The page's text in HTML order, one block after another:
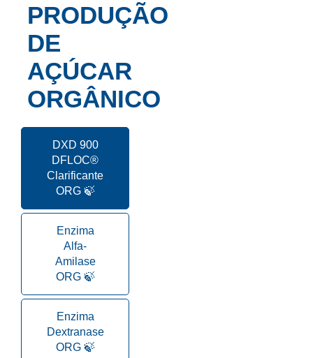
PRODUÇÃO
DE
AÇÚCAR
ORGÂNICO
DXD 900
DFLOC®
Clarificante
ORG 🍃
Enzima
Alfa-
Amilase
ORG 🍃
Enzima
Dextranase
ORG 🍃